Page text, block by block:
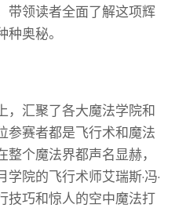
带领读者全面了解这项辉
奥秘。
，汇聚了各大魔法学院和
参赛者都是飞行术和魔法
个魔法界都声名显赫，
院的飞行术师艾瑞斯·冯·
技巧和惊人的空中魔法打